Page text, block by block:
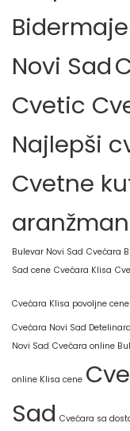
Novi Sad
Cvetic
Najlepši
Cvetne
Bulevar Novi Sad Cvećara
Sad cene Cvećara Klisa
Cvećara Klisa povoljne cene
Cvećara Novi Sad Detelinara
Novi Sad Cvećara online
online Klisa cene
Sad Cvećara sa